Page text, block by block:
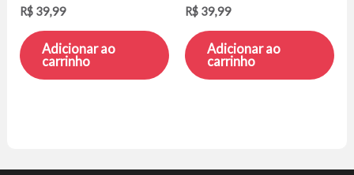
R$ 39,99
Adicionar ao
carrinho
R$ 39,99
Adicionar ao
carrinho